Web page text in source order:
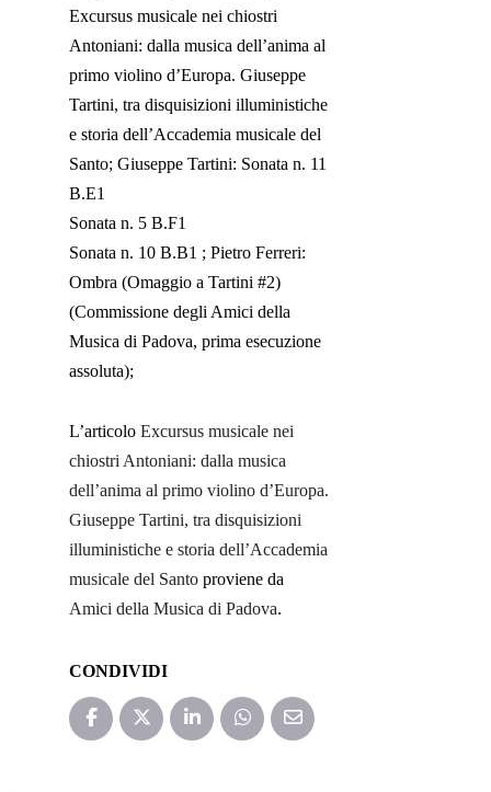
Excursus musicale nei chiostri
Antoniani: dalla musica dell’anima al
primo violino d’Europa. Giuseppe
Tartini, tra disquisizioni illuministiche
e storia dell’Accademia musicale del
Santo; Giuseppe Tartini: Sonata n. 11
B.E1
Sonata n. 5 B.F1
Sonata n. 10 B.B1 ; Pietro Ferreri:
Ombra (Omaggio a Tartini #2)
(Commissione degli Amici della
Musica di Padova, prima esecuzione
assoluta);
L’articolo Excursus musicale nei
chiostri Antoniani: dalla musica
dell’anima al primo violino d’Europa.
Giuseppe Tartini, tra disquisizioni
illuministiche e storia dell’Accademia
musicale del Santo proviene da
Amici della Musica di Padova.
CONDIVIDI